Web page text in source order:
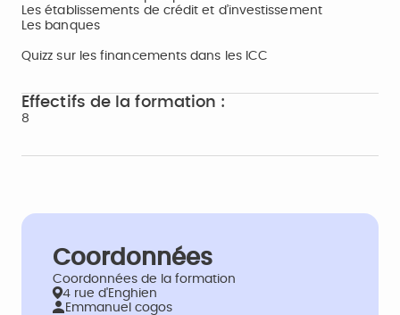
Les établissements de crédit et d’investissement
Les banques
Quizz sur les financements dans les ICC
Effectifs de la formation :
8
Coordonnées
Coordonnées de la formation
4 rue d'Enghien
Emmanuel cogos